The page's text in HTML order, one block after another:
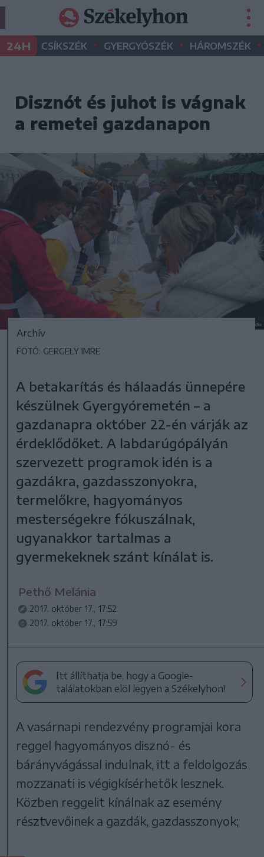
24H CSÍKSZÉK • GYERGYÓSZÉK • HÁROMSZÉK •
Disznót és juhot is vágnak
a remetei gazdanapon
Archív
FOTÓ: GERGELY IMRE
A betakarítás és hálaadás ünnepére
készülnek Gyergyóremetén – a
gazdanapra október 22-én várják az
érdeklődőket. A labdarúgópályán
szervezett programok idén is a
gazdákra, gazdasszonyokra,
termelőkre, hagyományos
mesterségekre fókuszálnak,
ugyanakkor tartalmas a
gyermekeknek szánt kínálat is.
Pethő Melánia
2017. október 17., 17:52
2017. október 17., 17:59
Itt állíthatja be, hogy a Google-
találatokban elöl legyen a Székelyhon!
A vasárnapi rendezvény programjai kora
reggel hagyományos disznó- és
bárányvágással indulnak, itt a feldolgozás
mozzanati is végigkísérhetők lesznek.
Közben reggelit kínálnak az esemény
résztvevőinek a gazdák, gazdasszonyok;